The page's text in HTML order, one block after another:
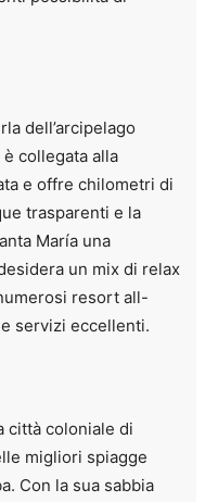
dell’arcipelago
collegata alla
e offre chilometri di
trasparenti e la
María una
un mix di relax
resort all-
servizi eccellenti.
città coloniale di
migliori spiagge
Con la sua sabbia